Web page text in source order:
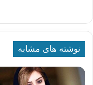
نوشته های مشابه